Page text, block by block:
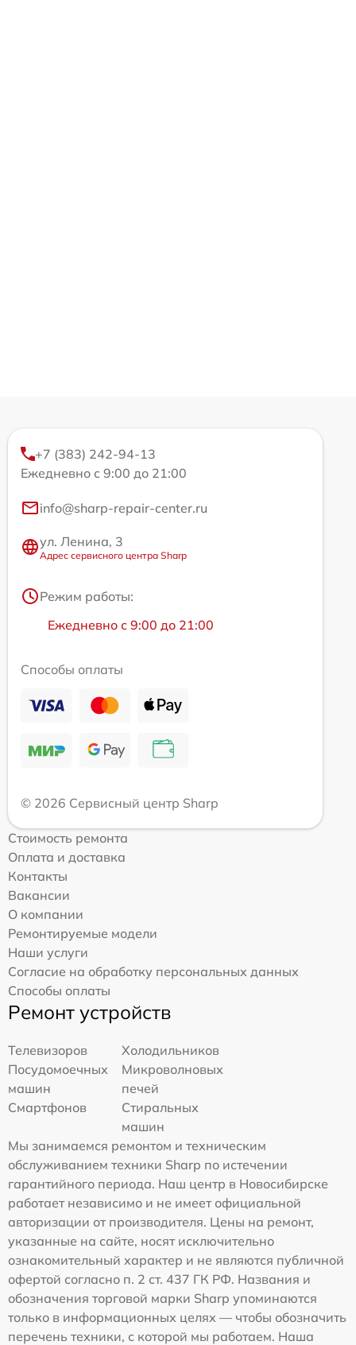
+7 (383) 242-94-13
Ежедневно с 9:00 до 21:00
info@sharp-repair-center.ru
ул. Ленина, 3
Адрес сервисного центра Sharp
Режим работы:
Ежедневно с 9:00 до 21:00
Способы оплаты
© 2026 Сервисный центр Sharp
Стоимость ремонта
Оплата и доставка
Контакты
Вакансии
О компании
Ремонтируемые модели
Наши услуги
Согласие на обработку персональных данных
Способы оплаты
Ремонт устройств
Телевизоров
Холодильников
Посудомоечных
машин
Микроволновых
печей
Смартфонов
Стиральных
машин
Мы занимаемся ремонтом и техническим
обслуживанием техники Sharp по истечении
гарантийного периода. Наш центр в Новосибирске
работает независимо и не имеет официальной
авторизации от производителя. Цены на ремонт,
указанные на сайте, носят исключительно
ознакомительный характер и не являются публичной
офертой согласно п. 2 ст. 437 ГК РФ. Названия и
обозначения торговой марки Sharp упоминаются
только в информационных целях — чтобы обозначить
перечень техники, с которой мы работаем. Наша